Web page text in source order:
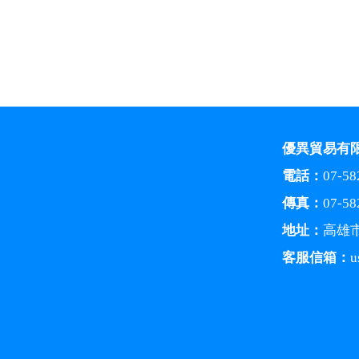
優異貿易有
電話： 07-
傳真： 07-
地址： 高雄
客服信箱：